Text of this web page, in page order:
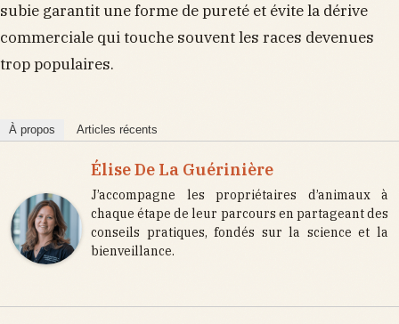
subie garantit une forme de pureté et évite la dérive
commerciale qui touche souvent les races devenues
trop populaires.
À propos Articles récents
Élise De La Guérinière
J’accompagne les propriétaires d’animaux à
chaque étape de leur parcours en partageant des
conseils pratiques, fondés sur la science et la
bienveillance.